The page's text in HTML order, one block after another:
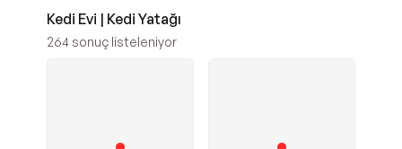
Kedi Evi | Kedi Yatağı
264 sonuç listeleniyor